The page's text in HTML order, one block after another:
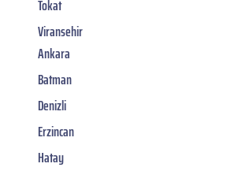
Tokat
Viransehir
Ankara
Batman
Denizli
Erzincan
Hatay